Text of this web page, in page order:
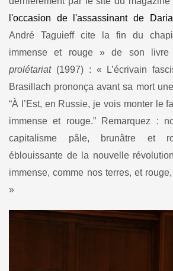
l'occasion de l'assassinant de
André Taguieff cite la fin du
immense et rouge » de son
prolétariat(1997) : « L’écrivain
Brasillach prononça avant sa mort
“À l’Est, en Russie, je vois monter le
immense et rouge.” Remarquez :
capitalisme pâle, brunâtre et
éblouissante de la nouvelle
immense, comme nos terres, et
»